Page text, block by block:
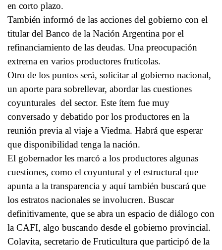
en corto plazo.
También informó de las acciones del gobierno con el
titular del Banco de la Nación Argentina por el
refinanciamiento de las deudas. Una preocupación
extrema en varios productores frutícolas.
Otro de los puntos será, solicitar al gobierno nacional,
un aporte para sobrellevar, abordar las cuestiones
coyunturales del sector. Este ítem fue muy
conversado y debatido por los productores en la
reunión previa al viaje a Viedma. Habrá que esperar
que disponibilidad tenga la nación.
El gobernador les marcó a los productores algunas
cuestiones, como el coyuntural y el estructural que
apunta a la transparencia y aquí también buscará que
los estratos nacionales se involucren. Buscar
definitivamente, que se abra un espacio de diálogo con
la CAFI, algo buscando desde el gobierno provincial.
Colavita, secretario de Fruticultura que participó de la